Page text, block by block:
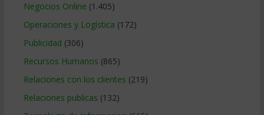
Negocios Online (1.405)
Operaciones y Logística (172)
Publicidad (306)
Recursos Humanos (865)
Relaciones con los clientes (219)
Relaciones publicas (132)